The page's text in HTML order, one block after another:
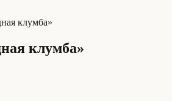
клумба»
клумба»